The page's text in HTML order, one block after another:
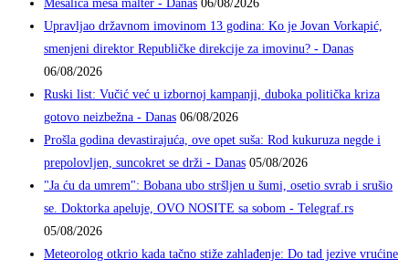
Mešalica meša malter - Danas 06/08/2026
Upravljao državnom imovinom 13 godina: Ko je Jovan Vorkapić,
smenjeni direktor Republičke direkcije za imovinu? - Danas
06/08/2026
Ruski list: Vučić već u izbornoj kampanji, duboka politička kriza
gotovo neizbežna - Danas 06/08/2026
Prošla godina devastirajuća, ove opet suša: Rod kukuruza negde i
prepolovljen, suncokret se drži - Danas 05/08/2026
"Ja ću da umrem": Bobana ubo stršljen u šumi, osetio svrab i srušio
se. Doktorka apeluje, OVO NOSITE sa sobom - Telegraf.rs
05/08/2026
Meteorolog otkrio kada tačno stiže zahlađenje: Do tad jezive vrućine